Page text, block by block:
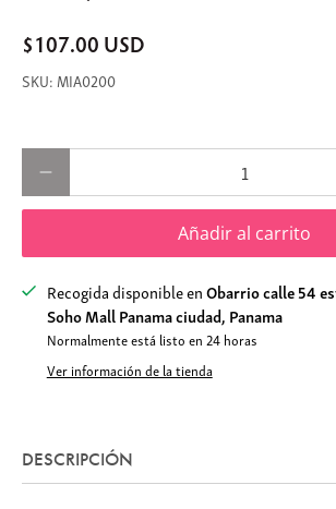
$107.00 USD
MIA0200
Añadir al carrito
Recogida disponible enObarrio calle 54
Soho Mall Panama ciudad, Panama
Normalmente está listo en 24 horas
Ver información de la tienda
DESCRIPCIÓN